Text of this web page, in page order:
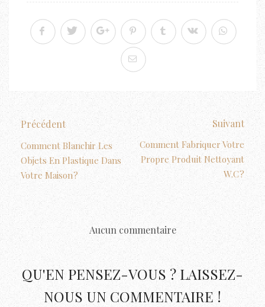
Précédent
Comment Blanchir Les
Objets En Plastique Dans
Votre Maison ?
Suivant
Comment Fabriquer Votre
Propre Produit Nettoyant
W.c ?
Aucun commentaire
QU'EN PENSEZ-VOUS ? LAISSEZ-
NOUS UN COMMENTAIRE !